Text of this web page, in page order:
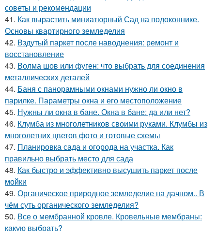
советы и рекомендации
41. Как вырастить миниатюрный Сад на подоконнике.
Основы квартирного земледелия
42. Вздутый паркет после наводнения: ремонт и
восстановление
43. Волма шов или фуген: что выбрать для соединения
металлических деталей
44. Баня с панорамными окнами нужно ли окно в
парилке. Параметры окна и его местоположение
45. Нужны ли окна в бане. Окна в бане: да или нет?
46. Клумба из многолетников своими руками. Клумбы из
многолетних цветов фото и готовые схемы
47. Планировка сада и огорода на участка. Как
правильно выбрать место для сада
48. Как быстро и эффективно высушить паркет после
мойки
49. Органическое природное земледелие на дачном.. В
чём суть органического земледелия?
50. Все о мембранной кровле. Кровельные мембраны:
какую выбрать?